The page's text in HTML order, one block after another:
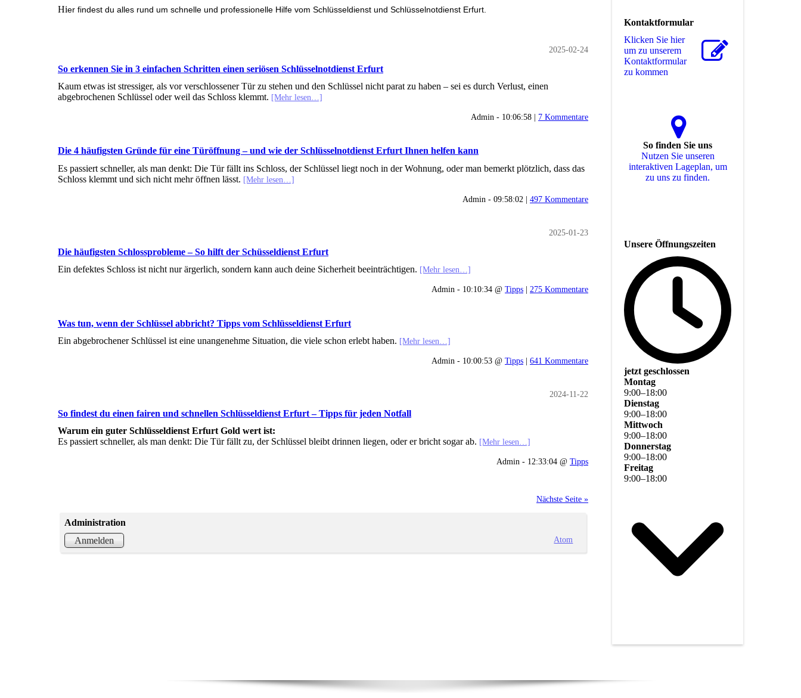
Hier findest du alles rund um schnelle und professionelle Hilfe vom Schlüsseldienst und Schlüsselnotdienst Erfurt.
2025-02-24
So erkennen Sie in 3 einfachen Schritten einen seriösen Schlüsselnotdienst Erfurt
Kaum etwas ist stressiger, als vor verschlossener Tür zu stehen und den Schlüssel nicht parat zu haben – sei es durch Verlust, einen
abgebrochenen Schlüssel oder weil das Schloss klemmt. [Mehr lesen…]
Admin - 10:06:58 | 7 Kommentare
Die 4 häufigsten Gründe für eine Türöffnung – und wie der Schlüsselnotdienst Erfurt Ihnen helfen kann
Es passiert schneller, als man denkt: Die Tür fällt ins Schloss, der Schlüssel liegt noch in der Wohnung, oder man bemerkt plötzlich, dass das
Schloss klemmt und sich nicht mehr öffnen lässt. [Mehr lesen…]
Admin - 09:58:02 | 497 Kommentare
2025-01-23
Die häufigsten Schlossprobleme – So hilft der Schüsseldienst Erfurt
Ein defektes Schloss ist nicht nur ärgerlich, sondern kann auch deine Sicherheit beeinträchtigen. [Mehr lesen…]
Admin - 10:10:34 @ Tipps | 275 Kommentare
Was tun, wenn der Schlüssel abbricht? Tipps vom Schlüsseldienst Erfurt
Ein abgebrochener Schlüssel ist eine unangenehme Situation, die viele schon erlebt haben. [Mehr lesen…]
Admin - 10:00:53 @ Tipps | 641 Kommentare
2024-11-22
So findest du einen fairen und schnellen Schlüsseldienst Erfurt – Tipps für jeden Notfall
Warum ein guter Schlüsseldienst Erfurt Gold wert ist:
Es passiert schneller, als man denkt: Die Tür fällt zu, der Schlüssel bleibt drinnen liegen, oder er bricht sogar ab. [Mehr lesen…]
Admin - 12:33:04 @ Tipps
Nächste Seite »
Administration
Anmelden
Atom
Kontaktformular
Klicken Sie hier
um zu unserem
Kon­takt­for­mu­lar
zu kommen
So finden Sie uns
Nutzen Sie unseren
interaktiven La­ge­plan, um
zu uns zu finden.
Unsere Öffnungszeiten
jetzt geschlossen
Montag
9:00–18:00
Dienstag
9:00–18:00
Mittwoch
9:00–18:00
Donnerstag
9:00–18:00
Freitag
9:00–18:00